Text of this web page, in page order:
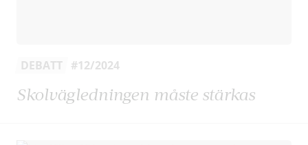
DEBATT #12/2024
Skolvägledningen måste stärkas